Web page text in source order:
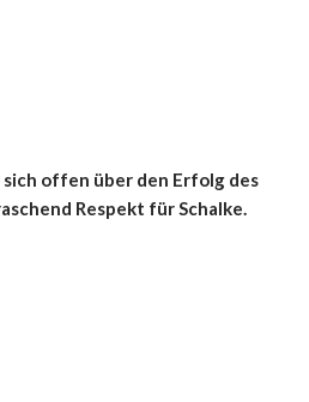
offen über den Erfolg des
Respekt für Schalke.